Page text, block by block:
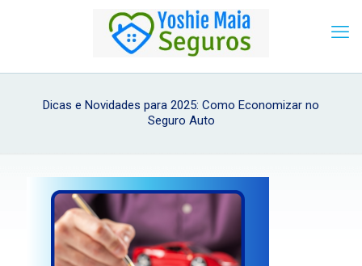
Dicas e Novidades para 2025: Como Economizar no
Seguro Auto